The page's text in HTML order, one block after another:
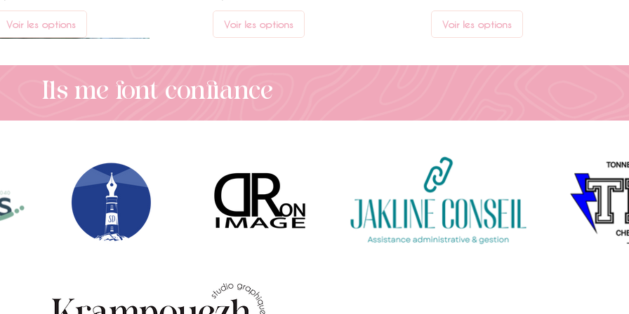
Voir les options Voir les options Voir les options
Ils me font confiance